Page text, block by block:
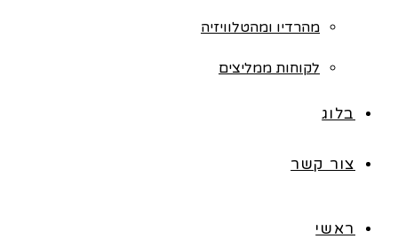
מהרדיו ומהטלוויזיה
לקוחות ממליצים
בלוג
צור קשר
ראשי